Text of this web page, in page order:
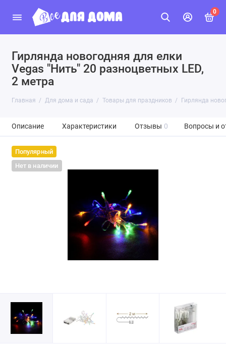
0
Гирлянда новогодняя для елки
Vegas "Нить" 20 разноцветных LED,
2 метра
Главная Для дома и сада Товары для праздников Гирлянда
Описание Характеристики Отзывы 0 Вопросы и
Популярный
Нет в наличии